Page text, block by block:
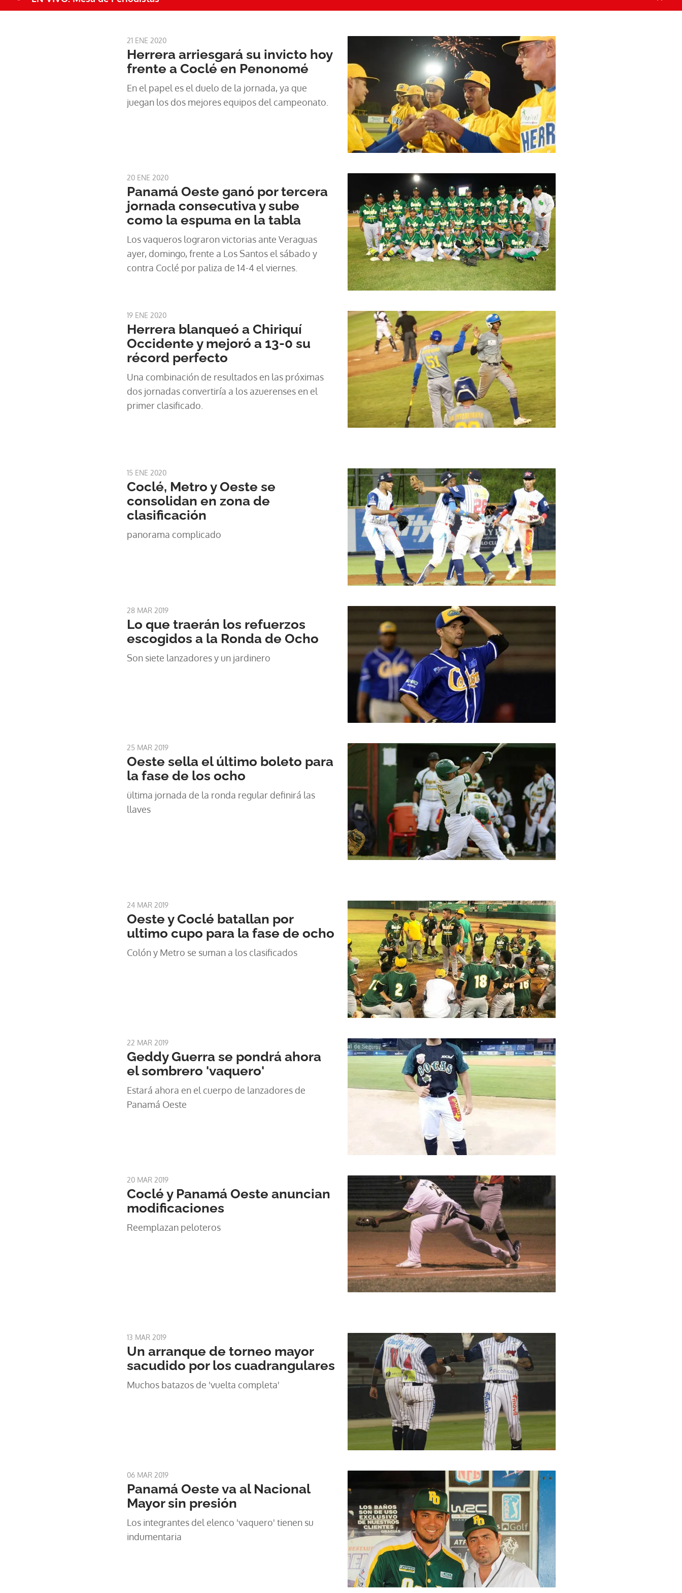
21 ENE 2020
Herrera arriesgará su invicto hoy
frente a Coclé en Penonomé
En el papel es el duelo de la jornada, ya que
juegan los dos mejores equipos del campeonato.
20 ENE 2020
Panamá Oeste ganó por tercera
jornada consecutiva y sube
como la espuma en la tabla
Los vaqueros lograron victorias ante Veraguas
ayer, domingo, frente a Los Santos el sábado y
contra Coclé por paliza de 14-4 el viernes.
19 ENE 2020
Herrera blanqueó a Chiriquí
Occidente y mejoró a 13-0 su
récord perfecto
Una combinación de resultados en las próximas
dos jornadas convertiría a los azuerenses en el
primer clasificado.
15 ENE 2020
Coclé, Metro y Oeste se
consolidan en zona de
clasificación
panorama complicado
28 MAR 2019
Lo que traerán los refuerzos
escogidos a la Ronda de Ocho
Son siete lanzadores y un jardinero
25 MAR 2019
Oeste sella el último boleto para
la fase de los ocho
ültima jornada de la ronda regular definirá las
llaves
24 MAR 2019
Oeste y Coclé batallan por
ultimo cupo para la fase de ocho
Colón y Metro se suman a los clasificados
22 MAR 2019
Geddy Guerra se pondrá ahora
el sombrero 'vaquero'
Estará ahora en el cuerpo de lanzadores de
Panamá Oeste
20 MAR 2019
Coclé y Panamá Oeste anuncian
modificaciones
Reemplazan peloteros
13 MAR 2019
Un arranque de torneo mayor
sacudido por los cuadrangulares
Muchos batazos de 'vuelta completa'
06 MAR 2019
Panamá Oeste va al Nacional
Mayor sin presión
Los integrantes del elenco 'vaquero' tienen su
indumentaria